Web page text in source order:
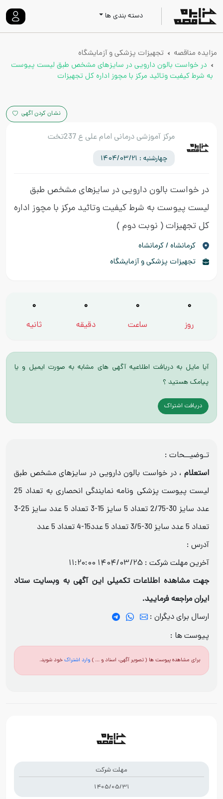
دسته بندی ها
مزایده مناقصه
تجهیزات پزشکی و آزمایشگاه
در خواست بالون دارویی در سایزهای مشخص طبق لیست پیوست
به شرط کیفیت وتائید مرکز با مچوز اداره کل تجهیزات
نشان کردن آگهی
مرکز آموزشی درمانی امام علی ع 237تخت
چهارشنبه : 1404/03/21
در خواست بالون دارویی در سایزهای مشخص طبق
لیست پیوست به شرط کیفیت وتائید مرکز با مچوز اداره
کل تجهیزات( نوبت دوم )
كرمانشاه / کرمانشاه
تجهیزات پزشکی و آزمایشگاه
0
روز
0
ساعت
0
دقیقه
0
ثانیه
آیا مایل به دریافت اطلاعیه آگهی های مشابه به صورت ایمیل و یا
پیامک هستید ؟
دریافت اشتراک
تـوضیــحات :
استعلام ، در خواست بالون دارویی در سایزهای مشخص طبق
لیست پیوست پزشکی ونامه نمایندگی انحصاری به تعداد 25
عدد سایز 30-2/75 تعداد 5 سایز 15-3 تعداد 5 عدد سایز 25-3
تعداد 5 عدد سایز 30-3/5 تعداد 5 عدد15-4 تعداد 5 عدد
آدرس :
آخرین مهلت شرکت : 1404/03/25 11:20:00
جهت مشاهده اطلاعات تکمیلی این آگهی به وبسایت ستاد
ایران مراجعه فرمایید.
ارسال برای دیگران :
پیوست ها :
برای مشاهده پیوست ها ( تصویر آگهی، اسناد و ... ) وارد اشتراکخود شوید.
مهلت شرکت
1405/05/31